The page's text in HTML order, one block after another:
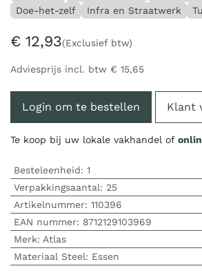
Doe-het-zelf
Infra en Straatwerk
€ 12,93(Exclusief btw)
Adviesprijs incl. btw € 15,65
Login om te bestellen Klant
Te koop bij uw lokale vakhandel of
Besteleenheid: 1
Verpakkingsaantal: 25
Artikelnummer: 110396
EAN nummer: 8712129103969
Merk: Atlas
Materiaal Steel: Essen